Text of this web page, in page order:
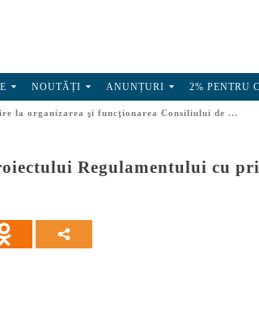
NOUTĂȚI ANUNȚURI 2% PENTRU
la organizarea şi funcţionarea Consiliului de ...
Regulamentului cu